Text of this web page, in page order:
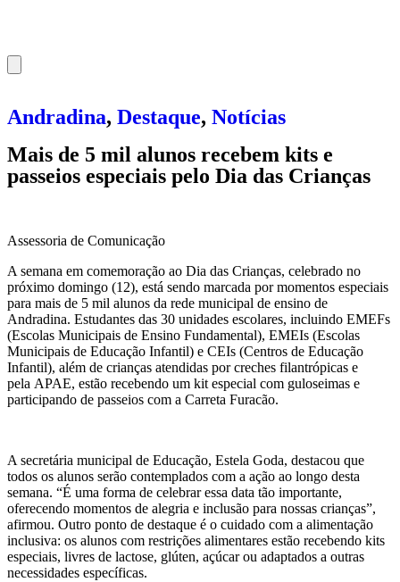
Andradina, Destaque, Notícias
Mais de 5 mil alunos recebem kits e
passeios especiais pelo Dia das Crianças
Assessoria de Comunicação
A semana em comemoração ao Dia das Crianças, celebrado no
próximo domingo (12), está sendo marcada por momentos especiais
para mais de 5 mil alunos da rede municipal de ensino de
Andradina. Estudantes das 30 unidades escolares, incluindo EMEFs
(Escolas Municipais de Ensino Fundamental), EMEIs (Escolas
Municipais de Educação Infantil) e CEIs (Centros de Educação
Infantil), além de crianças atendidas por creches filantrópicas e
pela APAE, estão recebendo um kit especial com guloseimas e
participando de passeios com a Carreta Furacão.
A secretária municipal de Educação, Estela Goda, destacou que
todos os alunos serão contemplados com a ação ao longo desta
semana. “É uma forma de celebrar essa data tão importante,
oferecendo momentos de alegria e inclusão para nossas crianças”,
afirmou. Outro ponto de destaque é o cuidado com a alimentação
inclusiva: os alunos com restrições alimentares estão recebendo kits
especiais, livres de lactose, glúten, açúcar ou adaptados a outras
necessidades específicas.